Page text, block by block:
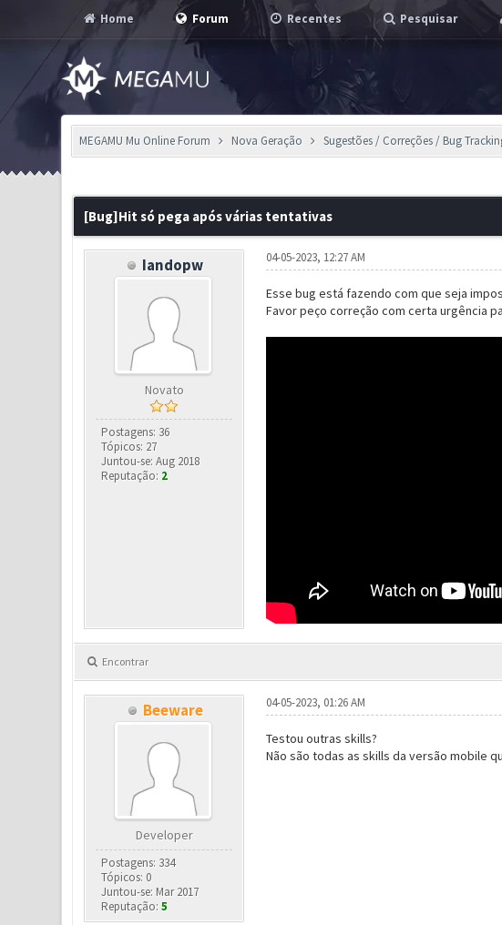
Home Forum Recentes Pesquisar
MEGAMU Mu Online Forum Nova Geração Sugestões / Correções / Bug
[Bug]Hit só pega após várias tentativas
Iandopw
Novato
Postagens: 36
Tópicos: 27
Juntou-se: Aug 2018
Reputação: 2
04-05-2023, 12:27 AM
Esse bug está fazendo com que seja
Favor peço correção com certa urgência
Encontrar
Beeware
Developer
Postagens: 334
Tópicos: 0
Juntou-se: Mar 2017
Reputação:5
04-05-2023, 01:26 AM
Testou outras skills?
Não são todas as skills da versão mobile